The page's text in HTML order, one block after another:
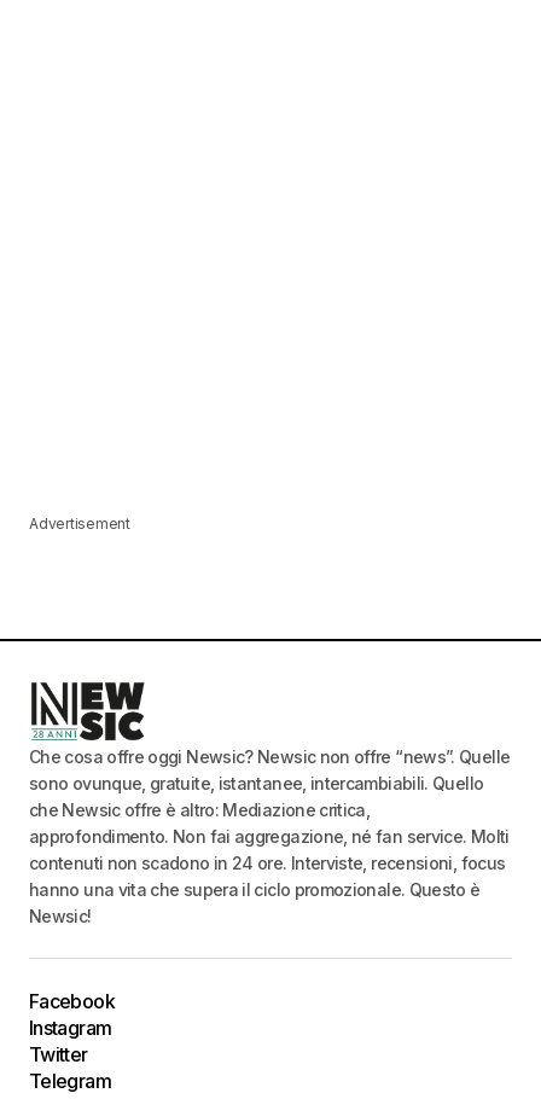
Advertisement
Che cosa offre oggi Newsic? Newsic non offre “news”. Quelle
sono ovunque, gratuite, istantanee, intercambiabili. Quello
che Newsic offre è altro: Mediazione critica,
approfondimento. Non fai aggregazione, né fan service. Molti
contenuti non scadono in 24 ore. Interviste, recensioni, focus
hanno una vita che supera il ciclo promozionale. Questo è
Newsic!
Facebook
Instagram
Twitter
Telegram